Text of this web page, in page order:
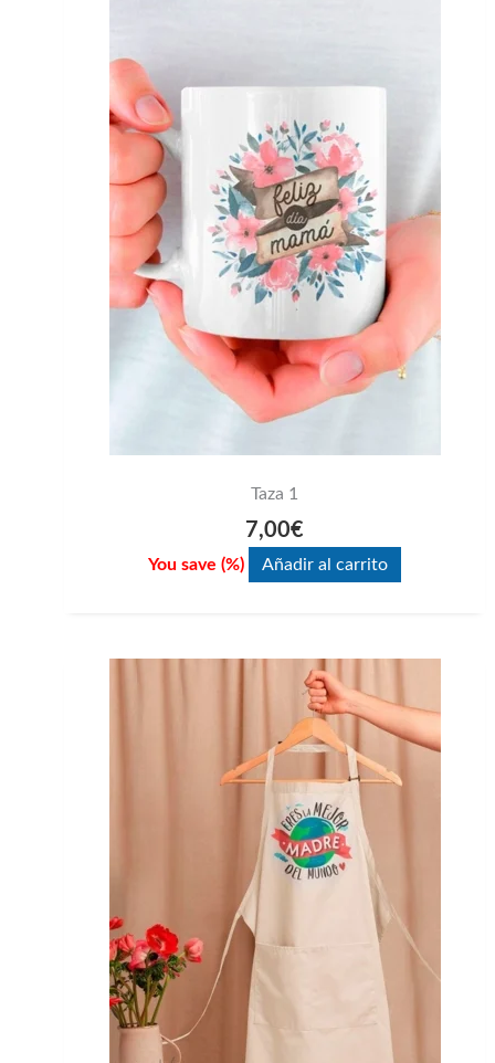
Taza 1
7,00€
You save (%) Añadir al carrito